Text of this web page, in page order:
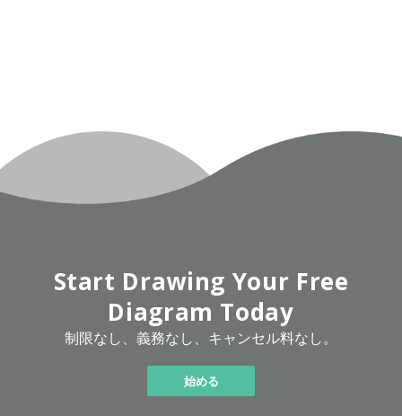
Start Drawing Your Free
Diagram Today
制限なし、義務なし、キャンセル料なし。
始める